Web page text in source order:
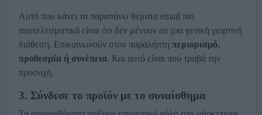
Αυτό που κάνει τα παραπάνω θέματα email πιο
αποτελεσματικά είναι ότι δεν μένουν σε μια γενική γιορτινή
διάθεση. Επικοινωνούν στον παραλήπτη περιορισμό,
προθεσμία ή συνέπεια. Και αυτό είναι που τραβά την
προσοχή.
3. Σύνδεσε το προϊόν με το συναίσθημα